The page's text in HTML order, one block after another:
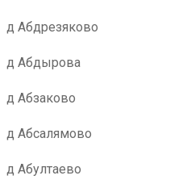
д Абдрезяково
д Абдырова
д Абзаково
д Абсалямово
д Абултаево